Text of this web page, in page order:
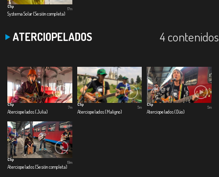
Clip
Systema Solar (Sesión completa)
17m
ATERCIOPELADOS 4 contenidos
Clip
Aterciopelados (Julia)
7m
Clip
Aterciopelados (Maligno)
5m
Clip
Aterciopelados (Dúo)
5m
Clip
Aterciopelados (Sesión completa)
19m